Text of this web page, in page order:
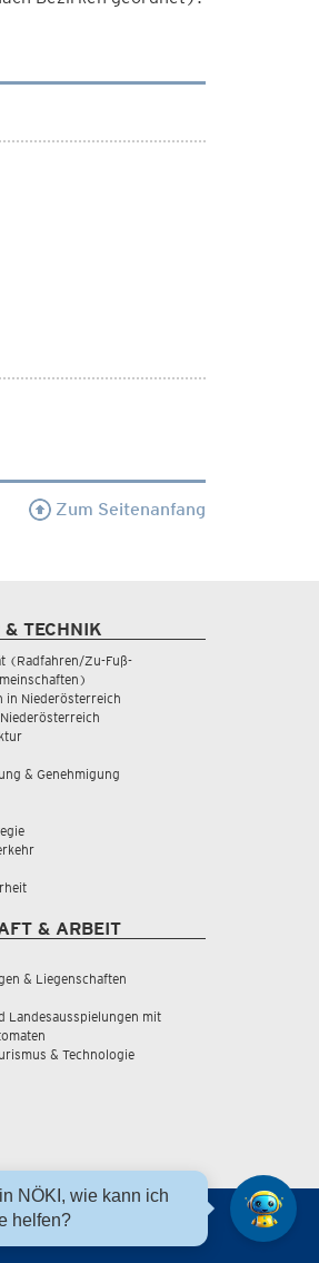
Zum Seitenanfang
& TECHNIK
(Radfahren/Zu-Fuß-
in Niederösterreich
& Genehmigung
& ARBEIT
& Liegenschaften
Landesausspielungen mit
& Technologie
NÖKI, wie kann ich
helfen?